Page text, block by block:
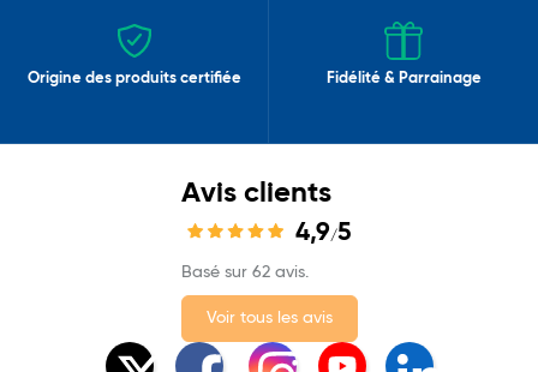
Origine des produits certifiée Fidélité & Parrainage
Avis clients
4,9/5
Basé sur 62 avis.
Voir tous les avis